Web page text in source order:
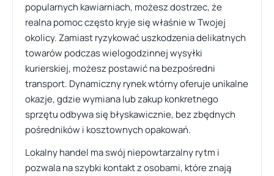
popularnych kawiarniach, możesz dostrzec, że
realna pomoc często kryje się właśnie w Twojej
okolicy. Zamiast ryzykować uszkodzenia delikatnych
towarów podczas wielogodzinnej wysyłki
kurierskiej, możesz postawić na bezpośredni
transport. Dynamiczny rynek wtórny oferuje unikalne
okazje, gdzie wymiana lub zakup konkretnego
sprzętu odbywa się błyskawicznie, bez zbędnych
pośredników i kosztownych opakowań.
Lokalny handel ma swój niepowtarzalny rytm i
pozwala na szybki kontakt z osobami, które znają